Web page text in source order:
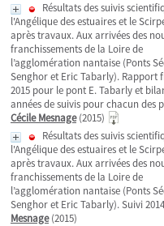
Résultats des suivis
l'Angélique des estuaires et le
après travaux. Aux arrivées des
franchissements de la Loire de
l’agglomération nantaise (Ponts
Senghor et Eric Tabarly). Rapport
2015 pour le pont E. Tabarly et
années de suivis pour chacun des
Cécile Mesnage(2015)
Résultats des suivis
l'Angélique des estuaires et le
après travaux. Aux arrivées des
franchissements de la Loire de
l’agglomération nantaise (Ponts
Senghor et Eric Tabarly). Suivi 2014
Mesnage(2015)